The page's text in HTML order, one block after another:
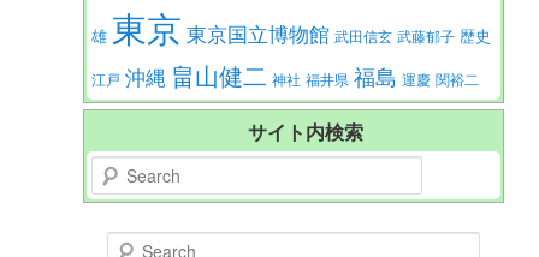
雄 東京 東京国立博物館 武田信玄 武藤郁子 歴史
江戸 沖縄 畠山健二 神社 福井県 福島 運慶 関裕二
サイト内検索
Search
Search